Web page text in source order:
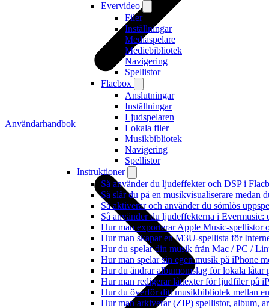
Evervideo
Filer
Inställningar
Mediaspelare
Mediebibliotek
Navigering
Spellistor
Flacbox
Anslutningar
Inställningar
Ljudspelaren
Lokala filer
Musikbibliotek
Navigering
Spellistor
Instruktioner
Så använder du ljudeffekter och DSP i
Så slår du på en musikvisualiserare medan
Så aktiverar och använder du sömlös
Så använder du ljudeffekterna i
Hur man exporterar Apple Music-spellistor
Hur man skapar en M3U-spellista för
Hur du spelar din musik från Mac / PC /
Hur man spelar sin egen musik på iPhone
Hur du ändrar albumomslag för lokala
Hur man redigerar låttexter för ljudfiler på
Hur du överför ditt musikbibliotek mellan
Hur man arkiverar (ZIP) spellistor, album,
Användarhandbok